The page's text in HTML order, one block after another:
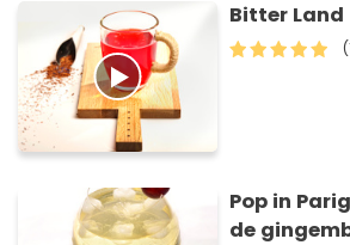
Bitter Land
Pop in
de